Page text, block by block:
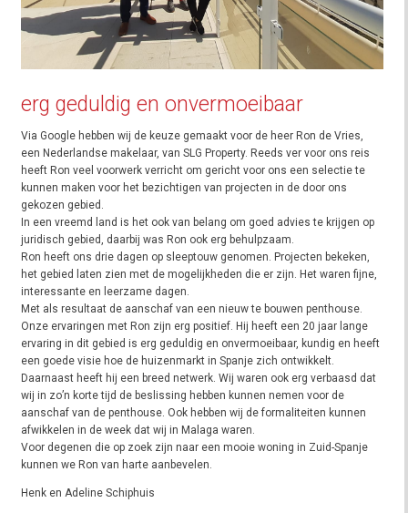
erg geduldig en onvermoeibaar
Via Google hebben wij de keuze gemaakt voor de heer Ron de Vries,
een Nederlandse makelaar, van SLG Property. Reeds ver voor ons reis
heeft Ron veel voorwerk verricht om gericht voor ons een selectie te
kunnen maken voor het bezichtigen van projecten in de door ons
gekozen gebied.
In een vreemd land is het ook van belang om goed advies te krijgen op
juridisch gebied, daarbij was Ron ook erg behulpzaam.
Ron heeft ons drie dagen op sleeptouw genomen. Projecten bekeken,
het gebied laten zien met de mogelijkheden die er zijn. Het waren fijne,
interessante en leerzame dagen.
Met als resultaat de aanschaf van een nieuw te bouwen penthouse.
Onze ervaringen met Ron zijn erg positief. Hij heeft een 20 jaar lange
ervaring in dit gebied is erg geduldig en onvermoeibaar, kundig en heeft
een goede visie hoe de huizenmarkt in Spanje zich ontwikkelt.
Daarnaast heeft hij een breed netwerk. Wij waren ook erg verbaasd dat
wij in zo’n korte tijd de beslissing hebben kunnen nemen voor de
aanschaf van de penthouse. Ook hebben wij de formaliteiten kunnen
afwikkelen in de week dat wij in Malaga waren.
Voor degenen die op zoek zijn naar een mooie woning in Zuid-Spanje
kunnen we Ron van harte aanbevelen.
Henk en Adeline Schiphuis